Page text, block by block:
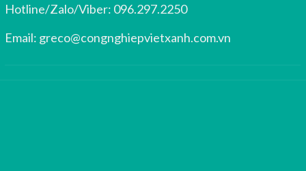
Hotline/Zalo/Viber: 096.297.2250
Email: greco@congnghiepvietxanh.com.vn